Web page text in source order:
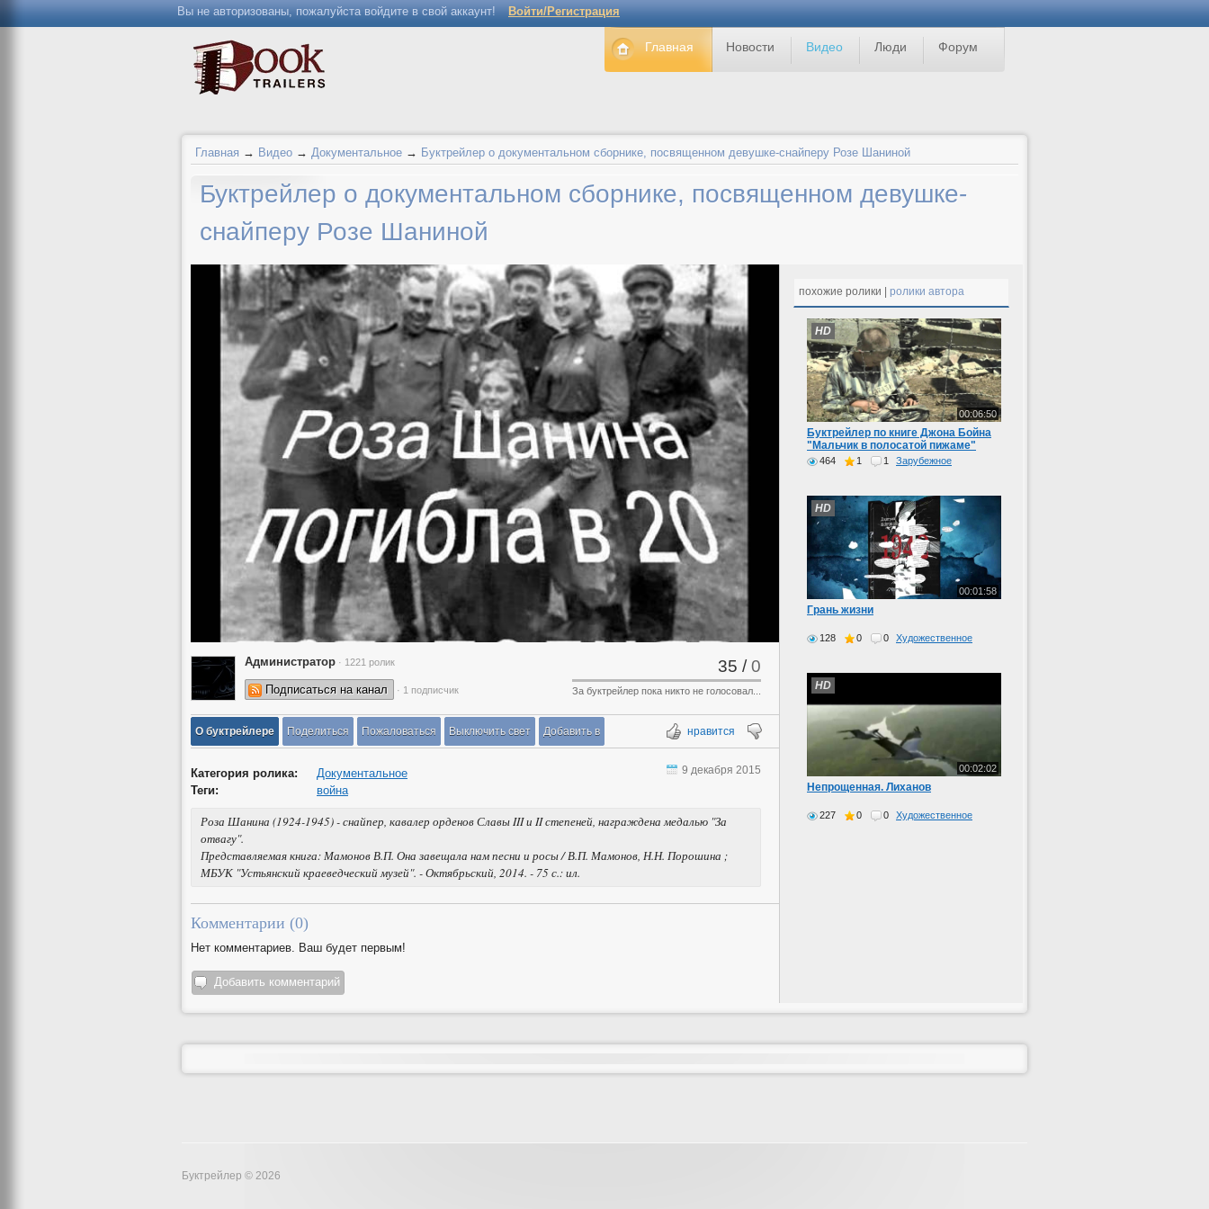
Вы не авторизованы, пожалуйста войдите в свой аккаунт! Войти/Регистрация
Главная Новости Видео Люди Форум
Главная → Видео → Документальное → Буктрейлер о документальном сборнике, посвященном девушке-снайперу Розе Шаниной
Буктрейлер о документальном сборнике, посвященном девушке-
снайперу Розе Шаниной
Администратор · 1221 ролик
Подписаться на канал · 1 подписчик
35 /0
За буктрейлер пока никто не голосовал...
нравится
О буктрейлере Поделиться Пожаловаться Выключить свет Добавить в
Категория ролика:
Документальное
Теги:
война
Роза Шанина (1924-1945) - снайпер, кавалер орденов Славы III и II степеней, награждена медалью "За
отвагу".
Представляемая книга: Мамонов В.П. Она завещала нам песни и росы / В.П. Мамонов, Н.Н. Порошина ;
МБУК "Устьянский краеведческий музей". - Октябрьский, 2014. - 75 с.: ил.
9 декабря 2015
Комментарии (0)
Нет комментариев. Ваш будет первым!
Добавить комментарий
похожие ролики | ролики автора
00:06:50
HD
Буктрейлер по книге Джона Бойна
"Мальчик в полосатой пижаме"
464 1 1 Зарубежное
00:01:58
HD
Грань жизни
128 0 0 Художественное
00:02:02
HD
Непрощенная. Лиханов
227 0 0 Художественное
Буктрейлер © 2026